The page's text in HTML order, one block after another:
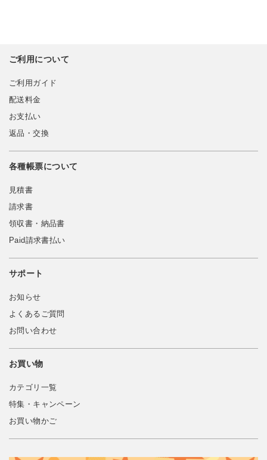
ご利用について
ご利用ガイド
配送料金
お支払い
返品・交換
各種帳票について
見積書
請求書
領収書・納品書
Paid請求書払い
サポート
お知らせ
よくあるご質問
お問い合わせ
お買い物
カテゴリ一覧
特集・キャンペーン
お買い物かご